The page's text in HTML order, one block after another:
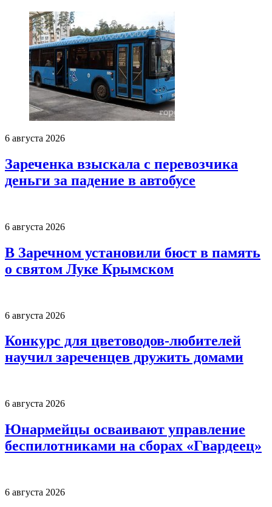
6 августа 2026
Зареченка взыскала с перевозчика
деньги за падение в автобусе
6 августа 2026
В Заречном установили бюст в память
о святом Луке Крымском
6 августа 2026
Конкурс для цветоводов-любителей
научил зареченцев дружить домами
6 августа 2026
Юнармейцы осваивают управление
беспилотниками на сборах «Гвардеец»
6 августа 2026